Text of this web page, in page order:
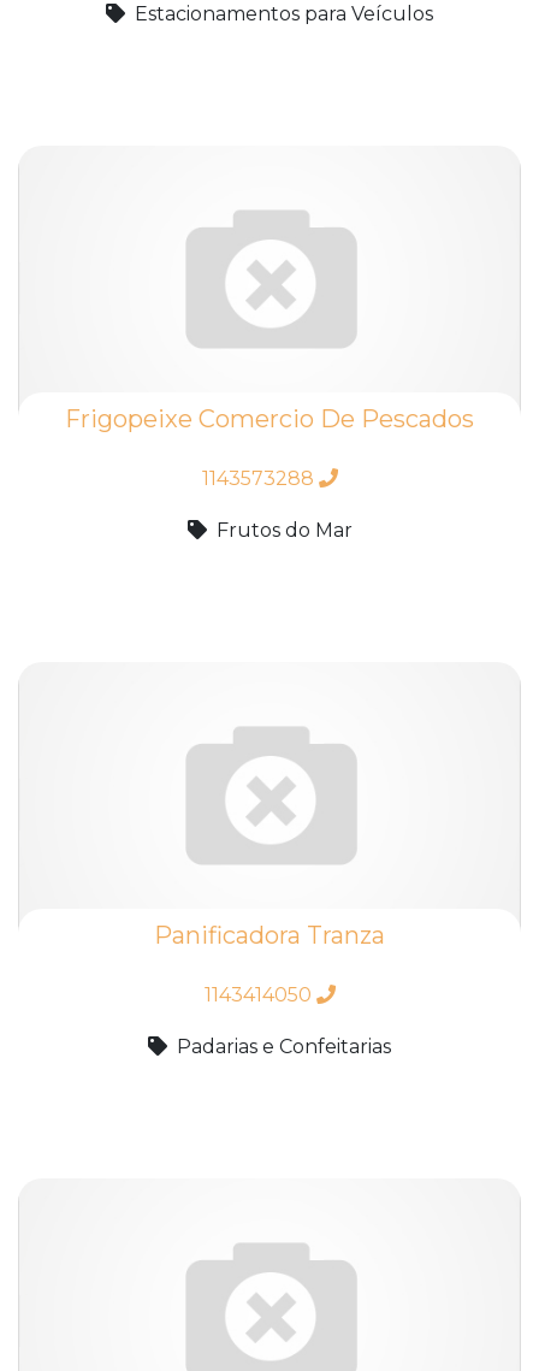
Estacionamentos para Veículos
Frigopeixe Comercio De Pescados
1143573288
Frutos do Mar
Panificadora Tranza
1143414050
Padarias e Confeitarias